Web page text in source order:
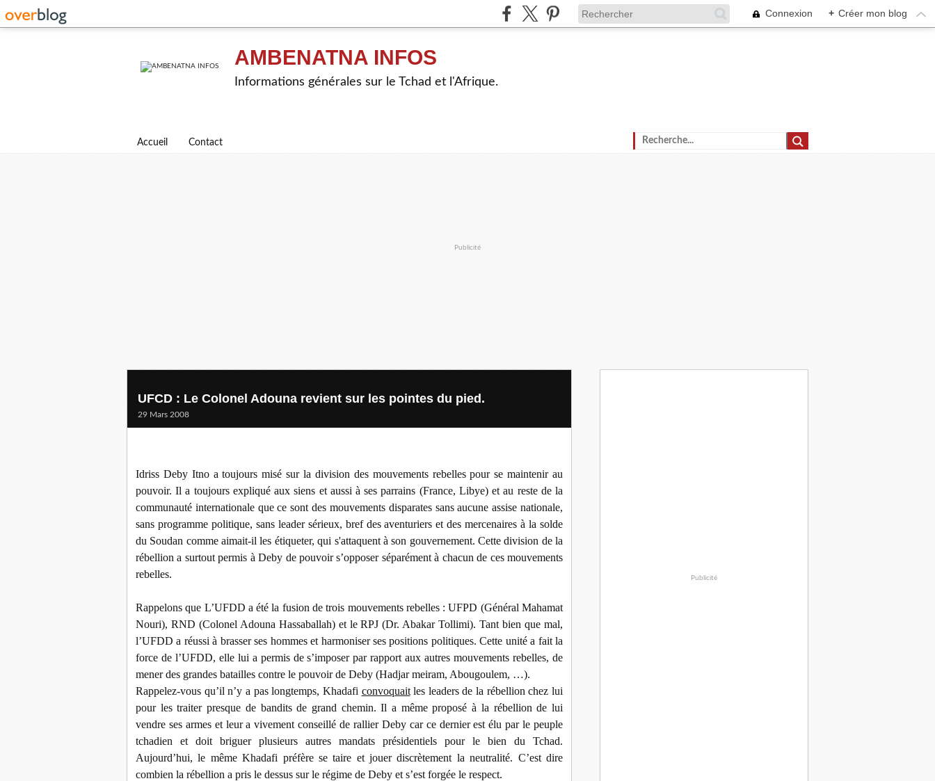
Connexion + Créer mon blog
AMBENATNA INFOS
Informations générales sur le Tchad et l'Afrique.
Accueil Contact
Publicité
UFCD : Le Colonel Adouna revient sur les pointes du pied.
29 Mars 2008
Idriss Deby Itno a toujours misé sur la division des mouvements rebelles pour se maintenir au
pouvoir. Il a toujours expliqué aux siens et aussi à ses parrains (France, Libye) et au reste de la
communauté internationale que ce sont des mouvements disparates sans aucune assise nationale,
sans programme politique, sans leader sérieux, bref des aventuriers et des mercenaires à la solde
du Soudan comme aimait-il les étiqueter, qui s'attaquent à son gouvernement. Cette division de la
rébellion a surtout permis à Deby de pouvoir s’opposer séparément à chacun de ces mouvements
rebelles.
Rappelons que L’UFDD a été la fusion de trois mouvements rebelles : UFPD (Général Mahamat
Nouri), RND (Colonel Adouna Hassaballah) et le RPJ (Dr. Abakar Tollimi). Tant bien que mal,
l’UFDD a réussi à brasser ses hommes et harmoniser ses positions politiques. Cette unité a fait la
force de l’UFDD, elle lui a permis de s’imposer par rapport aux autres mouvements rebelles, de
mener des grandes batailles contre le pouvoir de Deby (Hadjar meiram, Abougoulem, …).
Rappelez-vous qu’il n’y a pas longtemps, Khadafi convoquaitles leaders de la rébellion chez lui
pour les traiter presque de bandits de grand chemin. Il a même proposé à la rébellion de lui
vendre ses armes et leur a vivement conseillé de rallier Deby car ce dernier est élu par le peuple
tchadien et doit briguer plusieurs autres mandats présidentiels pour le bien du Tchad.
Aujourd’hui, le même Khadafi préfère se taire et jouer discrètement la neutralité. C’est dire
combien la rébellion a pris le dessus sur le régime de Deby et s’est forgée le respect.
Publicité